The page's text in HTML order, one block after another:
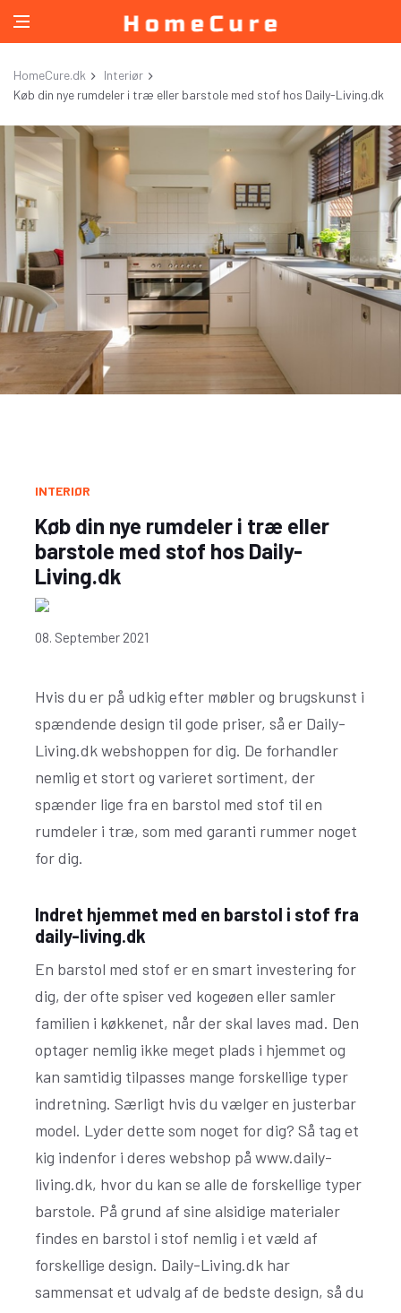
HomeCure.dk
Interiør
Køb din nye rumdeler i træ eller barstole med stof hos Daily-Living.dk
INTERIØR
Køb din nye rumdeler i træ eller
barstole med stof hos Daily-
Living.dk
08. September 2021
Hvis du er på udkig efter møbler og brugskunst i
spændende design til gode priser, så er Daily-
Living.dk webshoppen for dig. De forhandler
nemlig et stort og varieret sortiment, der
spænder lige fra en barstol med stof til en
rumdeler i træ, som med garanti rummer noget
for dig.
Indret hjemmet med en barstol i stof fra
daily-living.dk
En barstol med stof er en smart investering for
dig, der ofte spiser ved kogeøen eller samler
familien i køkkenet, når der skal laves mad. Den
optager nemlig ikke meget plads i hjemmet og
kan samtidig tilpasses mange forskellige typer
indretning. Særligt hvis du vælger en justerbar
model. Lyder dette som noget for dig? Så tag et
kig indenfor i deres webshop på www.daily-
living.dk, hvor du kan se alle de forskellige typer
barstole. På grund af sine alsidige materialer
findes en barstol i stof nemlig i et væld af
forskellige design. Daily-Living.dk har
sammensat et udvalg af de bedste design, så du